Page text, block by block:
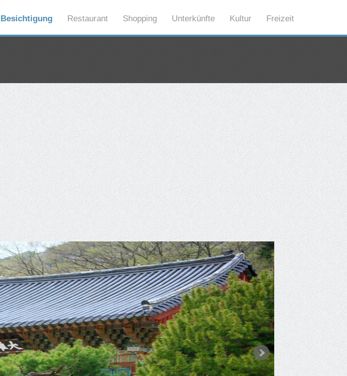
Besichtigung Restaurant Shopping Unterkünfte Kultur Freizeit